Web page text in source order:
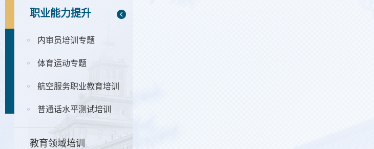
职业能力提升
内审员培训专题
体育运动专题
航空服务职业教育培训
普通话水平测试培训
教育领域培训